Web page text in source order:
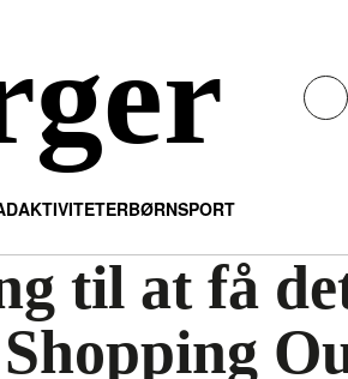
AKTIVITETERBØRNSPORT
til at få